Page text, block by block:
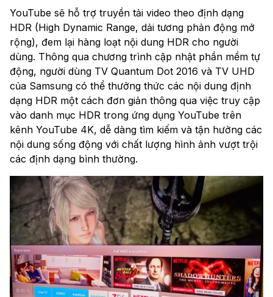
YouTube sẽ hỗ trợ truyền tải video theo định dạng
HDR (High Dynamic Range, dải tương phản động mở
rộng), đem lại hàng loạt nội dung HDR cho người
dùng. Thông qua chương trình cập nhật phần mềm tự
động, người dùng TV Quantum Dot 2016 và TV UHD
của Samsung có thể thưởng thức các nội dung định
dạng HDR một cách đơn giản thông qua việc truy cập
vào danh mục HDR trong ứng dụng YouTube trên
kênh YouTube 4K, dễ dàng tìm kiếm và tận hưởng các
nội dung sống động với chất lượng hình ảnh vượt trội
các định dạng bình thường.